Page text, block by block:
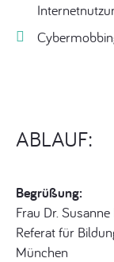
ABLAUF:
Begrüßung:
Frau Dr.
Referat für
München